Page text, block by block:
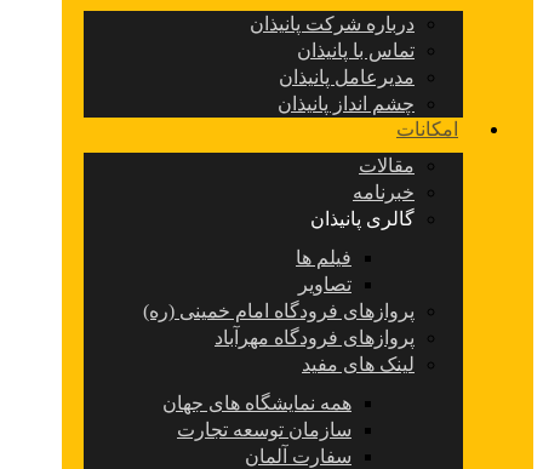
درباره شرکت پانیذان
تماس با پانیذان
مدیرعامل پانیذان
چشم انداز پانیذان
امکانات
مقالات
خبرنامه
گالری پانیذان
فیلم ها
تصاویر
پروازهای فرودگاه امام خمینی (ره)
پروازهای فرودگاه مهرآباد
لینک های مفید
همه نمایشگاه های جهان
سازمان توسعه تجارت
سفارت آلمان